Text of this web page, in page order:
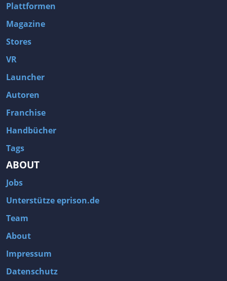
Plattformen
Magazine
Stores
VR
Launcher
Autoren
Franchise
Handbücher
Tags
ABOUT
Jobs
Unterstütze eprison.de
Team
About
Impressum
Datenschutz